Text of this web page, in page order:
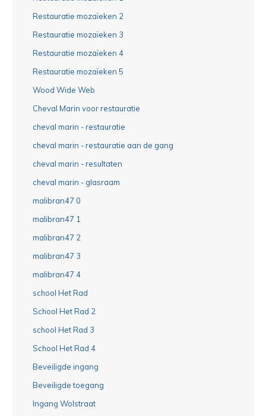
Restauratie mozaïeken 2
Restauratie mozaïeken 3
Restauratie mozaïeken 4
Restauratie mozaïeken 5
Wood Wide Web
Cheval Marin voor restauratie
cheval marin - restauratie
cheval marin - restauratie aan de gang
cheval marin - resultaten
cheval marin - glasraam
malibran47 0
malibran47 1
malibran47 2
malibran47 3
malibran47 4
school Het Rad
School Het Rad 2
school Het Rad 3
School Het Rad 4
Beveiligde ingang
Beveiligde toegang
Ingang Wolstraat